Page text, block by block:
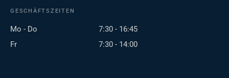
GESCHÄFTSZEITEN
Mo - Do
7:30 - 16:45
Fr
7:30 - 14:00